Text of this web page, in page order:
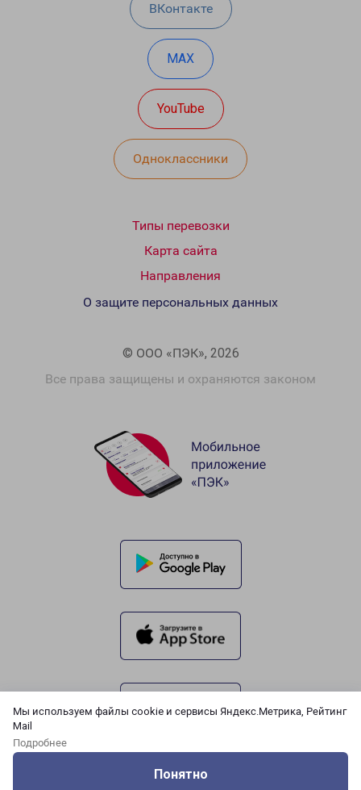
Мы используем файлы cookie и сервисы Яндекс.Метрика, Рейтинг
Mail
Подробнее
Понятно
ВКонтакте
MAX
YouTube
Одноклассники
Типы перевозки
Карта сайта
Направления
© ООО «ПЭК», 2026
Все права защищены и охраняются законом
О защите персональных данных